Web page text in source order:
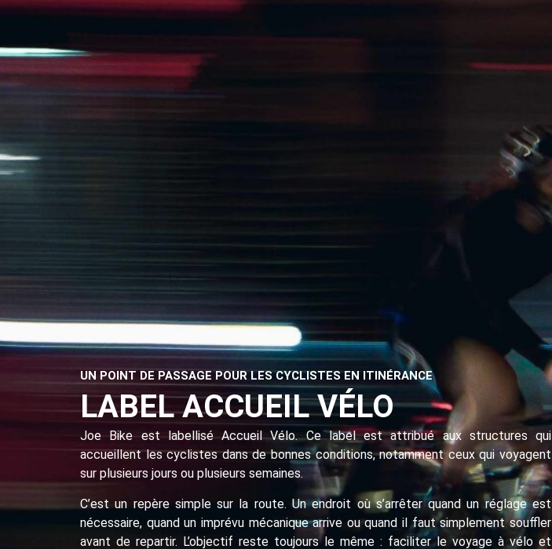
UN POINT DE PASSAGE POUR LES CYCLISTES EN ITINÉRANCE
LABEL ACCUEIL VÉLO
Joe Bike est labellisé Accueil Vélo. Ce label est attribué aux structures qui
accueillent les cyclistes dans de bonnes conditions, notamment ceux qui voyagent
sur plusieurs jours ou plusieurs semaines.
C’est un repère simple sur la route. Un endroit où s’arrêter quand un réglage est
nécessaire, quand un imprévu mécanique arrive ou quand il faut simplement souffler
avant de repartir. L’objectif reste toujours le même : faciliter le voyage à vélo et